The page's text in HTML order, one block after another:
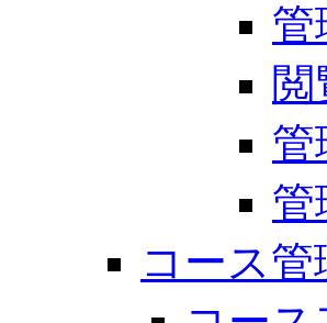
管
管
管
コース管